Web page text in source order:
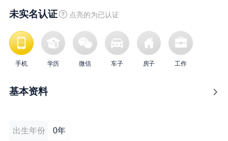
未实名认证 点亮的为已认证
手机 学历 微信 车子 房子 工作
基本资料
出生年份 0年